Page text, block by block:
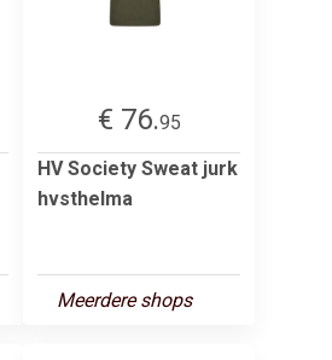
€ 76.95
HV Society Sweat jurk
hvsthelma
Meerdere shops